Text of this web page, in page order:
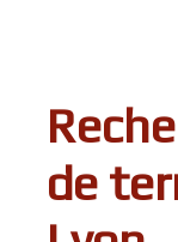
de